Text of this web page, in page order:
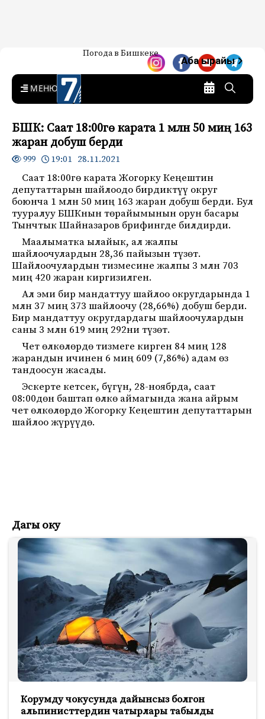
7-канал. Жаңылыктар —
Кыргызстан
Жаңылыктар — Кыргызстан
Погода в Бишкеке
Аба ырайы
MENU
БШК: Саат 18:00гө карата 1 млн 50 миң 163
жаран добуш берди
999 19:01 28.11.2021
Саат 18:00гө карата Жогорку Кеңештин
депутаттарын шайлоодо бирдиктүү округ
боюнча 1 млн 50 миң 163 жаран добуш берди. Бул
тууралуу БШКнын төрайымынын орун басары
Тынчтык Шайназаров брифингде билдирди.
Маалыматка ылайык, ал жалпы
шайлоочулардын 28,36 пайызын түзөт.
Шайлоочулардын тизмесине жалпы 3 млн 703
миң 420 жаран киргизилген.
Ал эми бир мандаттуу шайлоо округдарында 1
млн 37 миң 373 шайлоочу (28,66%) добуш берди.
Бир мандаттуу округдардагы шайлоочулардын
саны 3 млн 619 миң 292ни түзөт.
Чет өлкөлөрдө тизмеге кирген 84 миң 128
жарандын ичинен 6 миң 609 (7,86%) адам өз
тандоосун жасады.
Эскерте кетсек, бүгүн, 28-ноябрда, саат
08:00дөн баштап өлкө аймагында жана айрым
чет өлкөлөрдө Жогорку Кеңештин депутаттарын
шайлоо жүрүүдө.
Дагы оку
Корумду чокусунда дайынсыз болгон
альпинисттердин чатырлары табылды